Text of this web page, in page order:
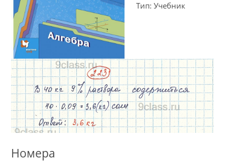
Тип: Учебник
Номера